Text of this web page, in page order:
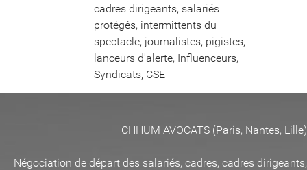
cadres dirigeants, salariés
protégés, intermittents du
spectacle, journalistes, pigistes,
lanceurs d'alerte, Influenceurs,
Syndicats, CSE
CHHUM AVOCATS (Paris, Nantes, Lille)
Négociation de départ des salariés, cadres, cadres dirigeants,